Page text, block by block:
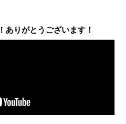
ありがとうございます！